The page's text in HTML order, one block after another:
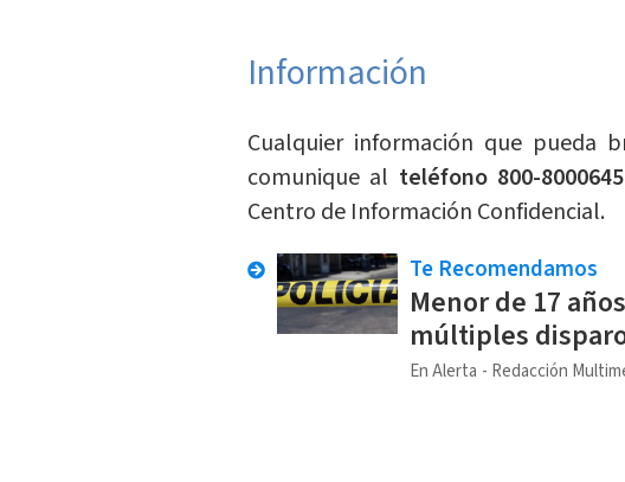
Información
Cualquier información que pueda
comunique al teléfono 800-
Centro de Información Confidencial.
Te Recomendamos
Menor de 17
múltiples
En Alerta Redacción